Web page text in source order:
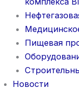
Пищевая
Новости